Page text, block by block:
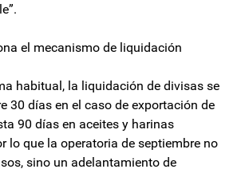
el mecanismo de liquidación
habitual, la liquidación de divisas se
30 días en el caso de exportación de
90 días en aceites y harinas
lo que la operatoria de septiembre no
sino un adelantamiento de